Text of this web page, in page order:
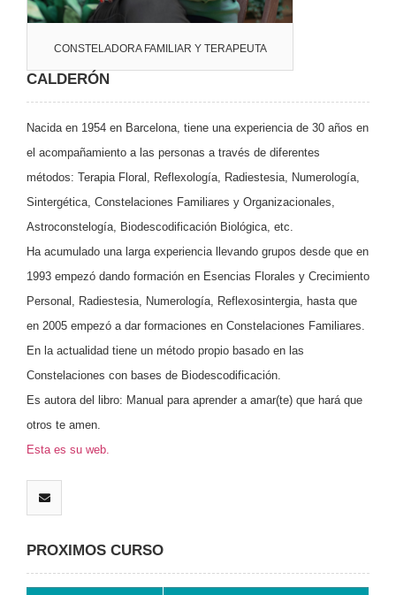
CONSTELADORA FAMILIAR Y TERAPEUTA
CALDERÓN
Nacida en 1954 en Barcelona, tiene una experiencia de 30 años en
el acompañamiento a las personas a través de diferentes
métodos: Terapia Floral, Reflexología, Radiestesia, Numerología,
Sintergética, Constelaciones Familiares y Organizacionales,
Astroconstelogía, Biodescodificación Biológica, etc.
Ha acumulado una larga experiencia llevando grupos desde que en
1993 empezó dando formación en Esencias Florales y Crecimiento
Personal, Radiestesia, Numerología, Reflexosintergia, hasta que
en 2005 empezó a dar formaciones en Constelaciones Familiares.
En la actualidad tiene un método propio basado en las
Constelaciones con bases de Biodescodificación.
Es autora del libro: Manual para aprender a amar(te) que hará que
otros te amen.
Esta es su web.
PROXIMOS CURSO